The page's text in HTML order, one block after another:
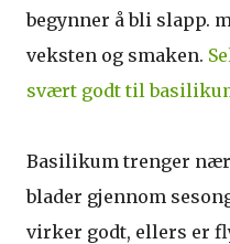
begynner å bli slapp.
veksten og smaken.
svært godt til
Basilikum trenger
blader gjennom
virker godt, ellers er